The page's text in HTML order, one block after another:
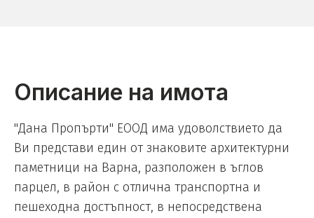
Описание на имота
"Дана Пропърти" ЕООД има удоволствието да
Ви представи един от знаковите архитектурни
паметници на Варна, разположен в ъглов
парцел, в район с отлична транспортна и
пешеходна достъпност, в непосредствена